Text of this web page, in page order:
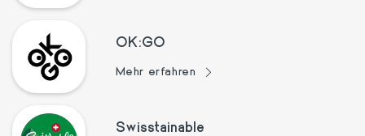
OK:GO
Mehr erfahren
Swisstainable